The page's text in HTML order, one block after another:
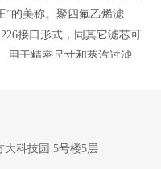
”的美称。聚四氟乙烯滤
接口形式，同其它滤芯可
于精密尺寸和蒸汽过滤，
蒸汽过滤
大科技园 5号楼5层